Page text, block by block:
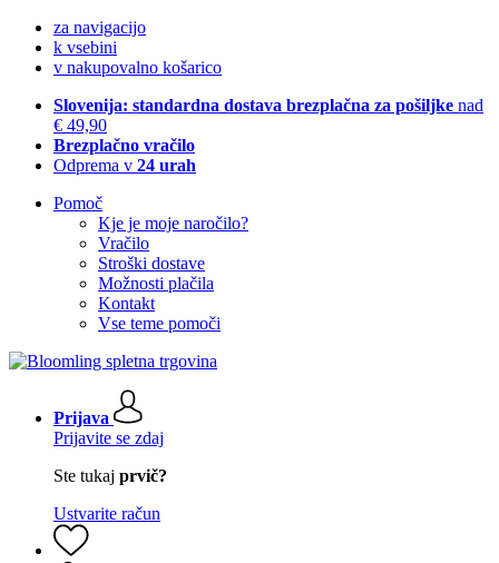
za navigacijo
k vsebini
v nakupovalno košarico
Slovenija: standardna dostava brezplačna za pošiljke nad
€ 49,90
Brezplačno vračilo
Odprema v 24 urah
Pomoč
Kje je moje naročilo?
Vračilo
Stroški dostave
Možnosti plačila
Kontakt
Vse teme pomoči
Prijava
Prijavite se zdaj
Ste tukaj prvič?
Ustvarite račun